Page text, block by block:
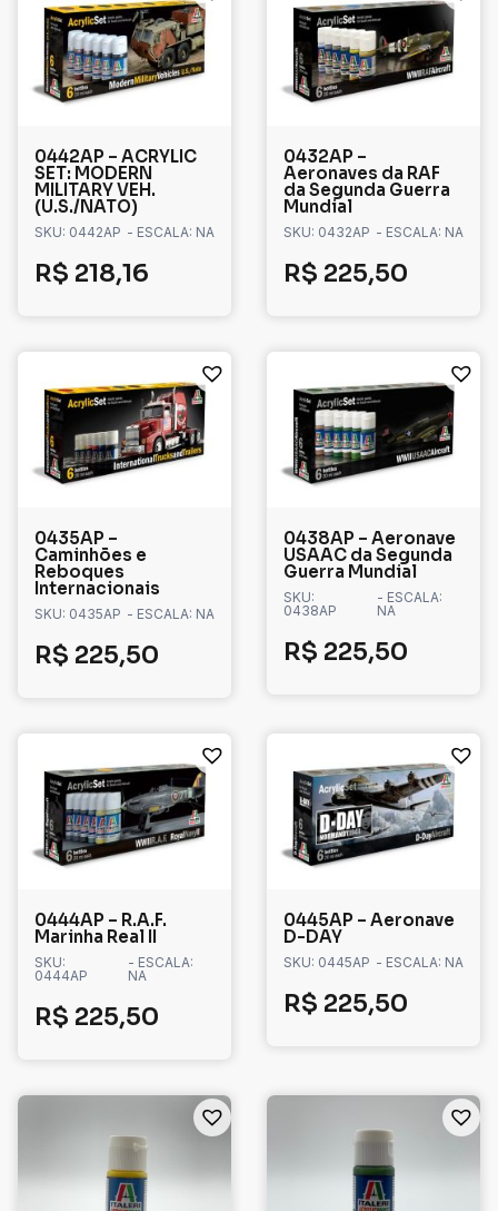
0442AP – ACRYLIC
SET: MODERN
MILITARY VEH.
(U.S./NATO)
SKU: 0442AP - ESCALA: NA
R$ 218,16
0432AP –
Aeronaves da RAF
da Segunda Guerra
Mundial
SKU: 0432AP - ESCALA: NA
R$ 225,50
0435AP –
Caminhões e
Reboques
Internacionais
SKU: 0435AP - ESCALA: NA
R$ 225,50
0438AP – Aeronave
USAAC da Segunda
Guerra Mundial
SKU:
0438AP
- ESCALA:
NA
R$ 225,50
0444AP – R.A.F.
Marinha Real II
SKU:
0444AP
- ESCALA:
NA
R$ 225,50
0445AP – Aeronave
D-DAY
SKU: 0445AP - ESCALA: NA
R$ 225,50